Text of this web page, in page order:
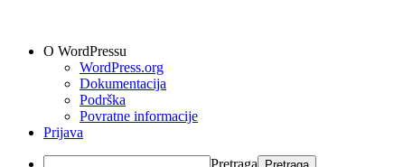
O WordPressu
WordPress.org
Dokumentacija
Podrška
Povratne informacije
Prijava
Pretraga